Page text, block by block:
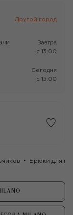
Другой город
Завтра
c 13:00
Сегодня
c 15:00
Брюки для